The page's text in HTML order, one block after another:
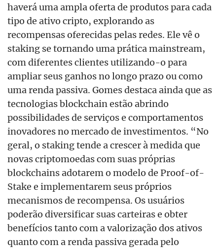
haverá uma ampla oferta de produtos para cada
tipo de ativo cripto, explorando as
recompensas oferecidas pelas redes. Ele vê o
staking se tornando uma prática mainstream,
com diferentes clientes utilizando-o para
ampliar seus ganhos no longo prazo ou como
uma renda passiva. Gomes destaca ainda que as
tecnologias blockchain estão abrindo
possibilidades de serviços e comportamentos
inovadores no mercado de investimentos. “No
geral, o staking tende a crescer à medida que
novas criptomoedas com suas próprias
blockchains adotarem o modelo de Proof-of-
Stake e implementarem seus próprios
mecanismos de recompensa. Os usuários
poderão diversificar suas carteiras e obter
benefícios tanto com a valorização dos ativos
quanto com a renda passiva gerada pelo